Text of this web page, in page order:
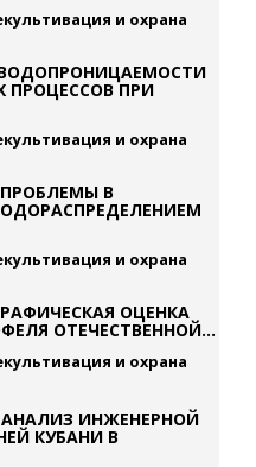
и охрана
ПРОЦЕССОВ ПРИ
и охрана
В
и охрана
ОЦЕНКА
ОТЕЧЕСТВЕННОЙ...
и охрана
ИНЖЕНЕРНОЙ
КУБАНИ В